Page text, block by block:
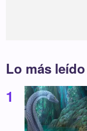
Lo más leído